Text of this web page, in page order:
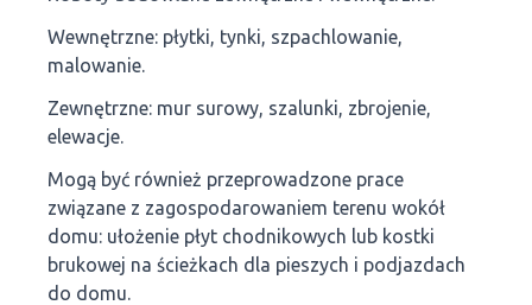
Wewnętrzne: płytki, tynki, szpachlowanie,
malowanie.
Zewnętrzne: mur surowy, szalunki, zbrojenie,
elewacje.
Mogą być również przeprowadzone prace
związane z zagospodarowaniem terenu wokół
domu: ułożenie płyt chodnikowych lub kostki
brukowej na ścieżkach dla pieszych i podjazdach
do domu.